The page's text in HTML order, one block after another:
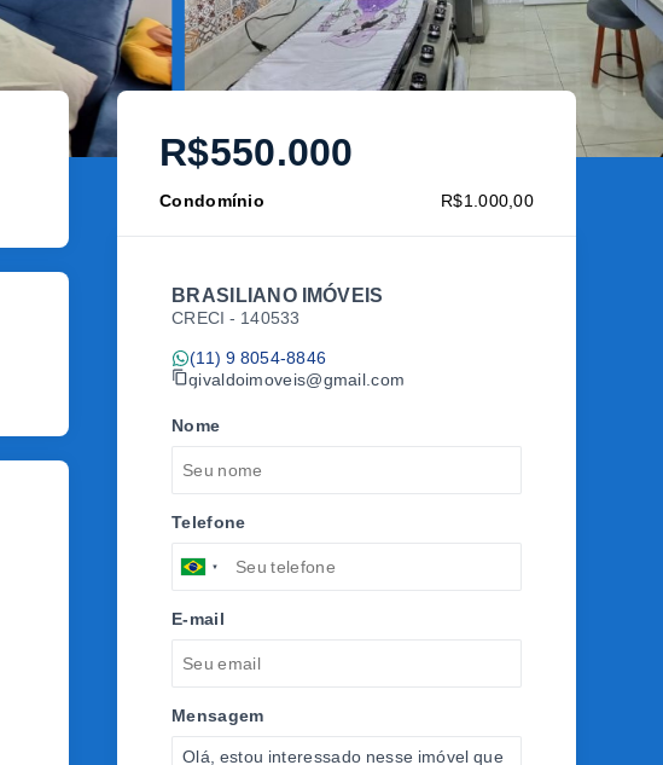
R$550.000
Condomínio R$1.000,00
BRASILIANO IMÓVEIS
CRECI - 140533
(11) 9 8054-8846
givaldoimoveis@gmail.com
Nome
Telefone
E-mail
Mensagem